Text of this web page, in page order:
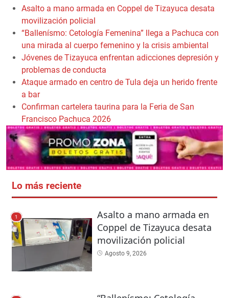
Asalto a mano armada en Coppel de Tizayuca desata
movilización policial
“Ballenísmo: Cetología Femenina” llega a Pachuca con
una mirada al cuerpo femenino y la crisis ambiental
Jóvenes de Tizayuca enfrentan adicciones depresión y
problemas de conducta
Ataque armado en centro de Tula deja un herido frente
a bar
Confirman cartelera taurina para la Feria de San
Francisco Pachuca 2026
Lo más reciente
1
Asalto a mano armada en
Coppel de Tizayuca desata
movilización policial
Agosto 9, 2026